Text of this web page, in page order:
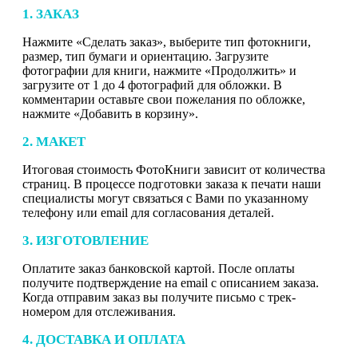
1. ЗАКАЗ
Нажмите «Сделать заказ», выберите тип фотокниги,
размер, тип бумаги и ориентацию. Загрузите
фотографии для книги, нажмите «Продолжить» и
загрузите от 1 до 4 фотографий для обложки. В
комментарии оставьте свои пожелания по обложке,
нажмите «Добавить в корзину».
2. МАКЕТ
Итоговая стоимость ФотоКниги зависит от количества
страниц. В процессе подготовки заказа к печати наши
специалисты могут связаться с Вами по указанному
телефону или email для согласования деталей.
3. ИЗГОТОВЛЕНИЕ
Оплатите заказ банковской картой. После оплаты
получите подтверждение на email с описанием заказа.
Когда отправим заказ вы получите письмо с трек-
номером для отслеживания.
4. ДОСТАВКА И ОПЛАТА